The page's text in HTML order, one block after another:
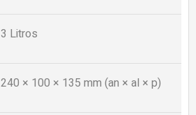
3 Litros
240 × 100 × 135 mm (an × al × p)